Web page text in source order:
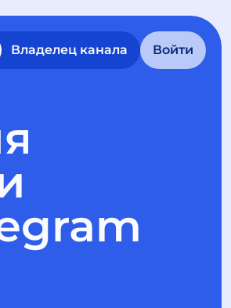
Владелец канала Войти